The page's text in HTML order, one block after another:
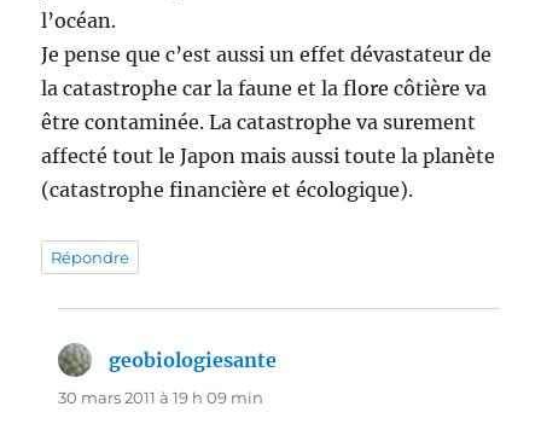
l’océan.
Je pense que c’est aussi un effet dévastateur de
la catastrophe car la faune et la flore côtière va
être contaminée. La catastrophe va surement
affecté tout le Japon mais aussi toute la planète
(catastrophe financière et écologique).
Répondre
geobiologiesante
30 mars 2011 à 19 h 09 min